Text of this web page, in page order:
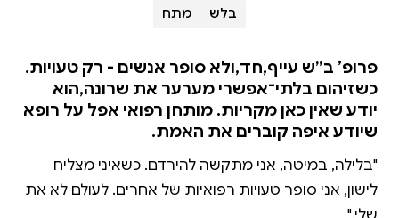
בלש
מתח
פרופ’ ב״ש עייף,חד,ולא סופר אנשים - רק טעויות.
כשזיהום בלתי־אפשרי מערער את שרונה,הוא
יודע שאין כאן מקריות. מותחן רפואי אפל על רופא
שיודע איפה קוברים את האמת.
"בלילה, במיטה, אני מתקשה להירדם. כשאיני מצליח
לישון, אני סופר טעויות רפואיות של אחרים. לעולם לא את